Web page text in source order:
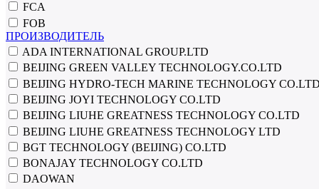
FCA
FOB
ПРОИЗВОДИТЕЛЬ
ADA INTERNATIONAL GROUP.LTD
BEIJING GREEN VALLEY TECHNOLOGY.CO.LTD
BEIJING HYDRO-TECH MARINE TECHNOLOGY
BEIJING JOYI TECHNOLOGY CO.LTD
BEIJING LIUHE GREATNESS TECHNOLOGY CO.LTD
BEIJING LIUHE GREATNESS TECHNOLOGY LTD
BGT TECHNOLOGY (BEIJING) CO.LTD
BONAJAY TECHNOLOGY CO.LTD
DAOWAN